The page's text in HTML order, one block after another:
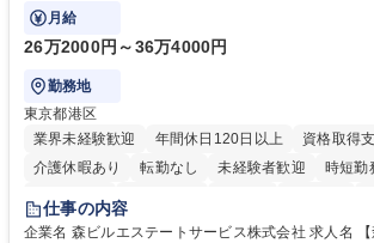
にも挑戦できる、やりがいある環境です。
月給
26万2000円～36万4000円
勤務地
東京都港区
業界未経験歓迎
年間休日120日以上
資格取得
介護休暇あり
転勤なし 未経験者歓迎
時短勤
経験者歓迎
完全週休2日制
交通費支給 長期歓迎 駅近5分
仕事の内容
企業名 森ビルエステートサービス株式会社 求人名 【森ビルG】人事・総